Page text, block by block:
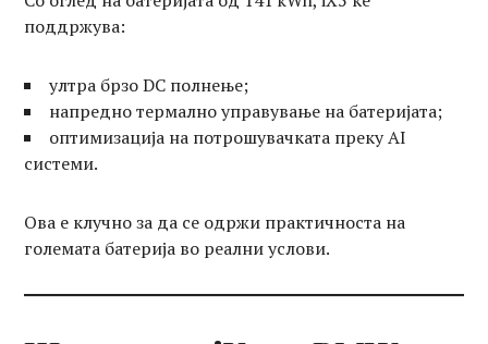
поддржува:
ултра брзо DC полнење;
напредно термално управување на батеријата;
оптимизација на потрошувачката преку AI
системи.
Ова е клучно за да се одржи практичноста на
големата батерија во реални услови.